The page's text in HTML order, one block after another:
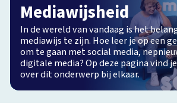
Mediawijsheid
In de wereld van vandaag is het
mediawijs te zijn. Hoe leer je op een
om te gaan met social media,
digitale media? Op deze pagina vind
over dit onderwerp bij elkaar.